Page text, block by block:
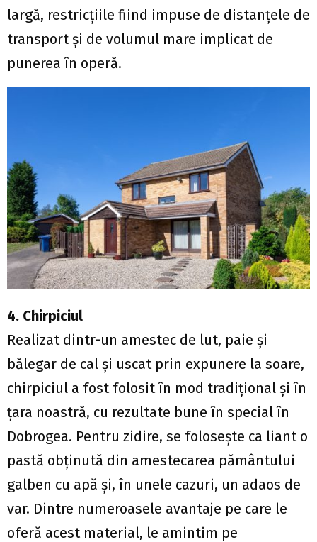
largă, restricţiile fiind impuse de distanţele de
transport şi de volumul mare implicat de
punerea în operă.
4. Chirpiciul
Realizat dintr-un amestec de lut, paie şi
bălegar de cal şi uscat prin expunere la soare,
chirpiciul a fost folosit în mod tradiţional şi în
ţara noastră, cu rezultate bune în special în
Dobrogea. Pentru zidire, se foloseşte ca liant o
pastă obţinută din amestecarea pământului
galben cu apă şi, în unele cazuri, un adaos de
var. Dintre numeroasele avantaje pe care le
oferă acest material, le amintim pe